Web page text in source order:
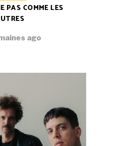
PAS COMME LES
ago